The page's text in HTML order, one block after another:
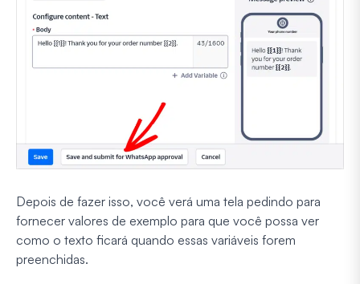
Depois de fazer isso, você verá uma tela pedindo para
fornecer valores de exemplo para que você possa ver
como o texto ficará quando essas variáveis forem
preenchidas.